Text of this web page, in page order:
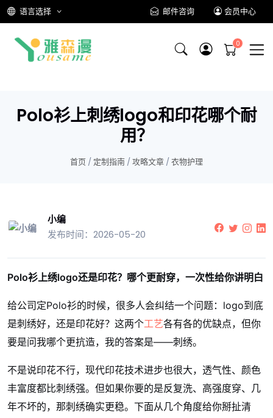
语言选择 邮件咨询 会员中心
Polo衫上刺绣logo和印花哪个耐
用？
首页 / 定制指南 / 攻略文章 / 衣物护理
小编
发布时间：2026-05-20
Polo衫上绣logo还是印花？哪个更耐穿，一次性给你讲明白
给公司定Polo衫的时候，很多人会纠结一个问题：logo到底
是刺绣好，还是印花好？这两个工艺各有各的优缺点，但你
要是问我哪个更抗造，我的答案是——刺绣。
不是说印花不行，现代印花技术进步也很大，透气性、颜色
丰富度都比刺绣强。但如果你要的是反复洗、高强度穿、几
年不坏的，那刺绣确实更稳。下面从几个角度给你掰扯清